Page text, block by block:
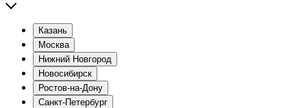
Казань
Москва
Нижний Новгород
Новосибирск
Ростов-на-Дону
Санкт-Петербург